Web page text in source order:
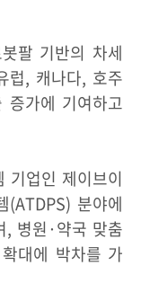
팔 기반의 차세
럽, 캐나다, 호주
가에 기여하고
기업인 제이브이
(ATDPS) 분야에
, 병원·약국 맞춤
대에 박차를 가